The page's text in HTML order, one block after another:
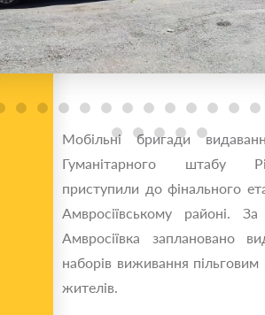
Мобільні бригади
Гуманітарного штабу
приступили до фінального
Амвросіївському районі.
Амвросіївка заплановано
наборів виживання
жителів.